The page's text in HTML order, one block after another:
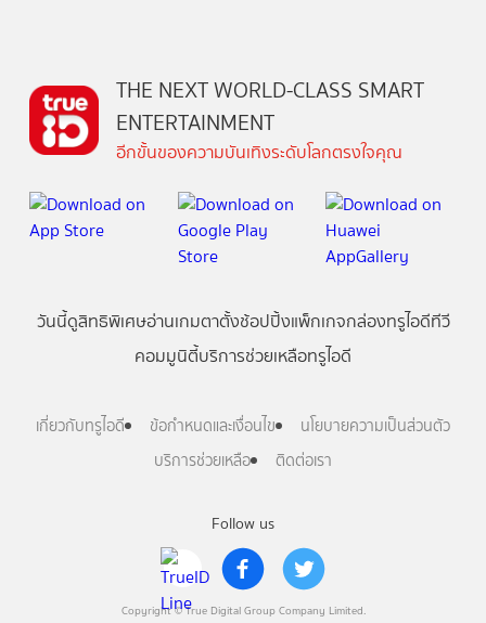
Follow us
Copyright © True Digital Group Company Limited.
THE NEXT WORLD-CLASS SMART
ENTERTAINMENT
อีกขั้นของความบันเทิงระดับโลกตรงใจคุณ
วันนี้ดูสิทธิพิเศษอ่านเกมตาตั้งช้อปปิ้งแพ็กเกจกล่องทรูไอดีทีวี
คอมมูนิตี้บริการช่วยเหลือทรูไอดี
เกี่ยวกับทรูไอดี ข้อกำหนดและเงื่อนไข
นโยบายความเป็นส่วนตัว
บริการช่วยเหลือ
ติดต่อเรา